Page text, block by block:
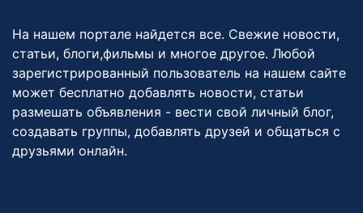
На нашем портале найдется все. Свежие новости,
статьи, блоги,фильмы и многое другое. Любой
зарегистрированный пользователь на нашем сайте
может бесплатно добавлять новости, статьи
размешать объявления - вести свой личный блог,
создавать группы, добавлять друзей и общаться с
друзьями онлайн.